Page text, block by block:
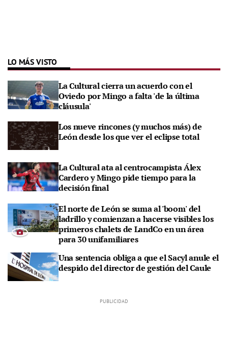
LO MÁS VISTO
La Cultural cierra un acuerdo con el
Oviedo por Mingo a falta 'de la última
cláusula'
Los nueve rincones (y muchos más) de
León desde los que ver el eclipse total
La Cultural ata al centrocampista Álex
Cardero y Mingo pide tiempo para la
decisión final
El norte de León se suma al 'boom' del
ladrillo y comienzan a hacerse visibles los
primeros chalets de LandCo en un área
para 30 unifamiliares
Una sentencia obliga a que el Sacyl anule el
despido del director de gestión del Caule